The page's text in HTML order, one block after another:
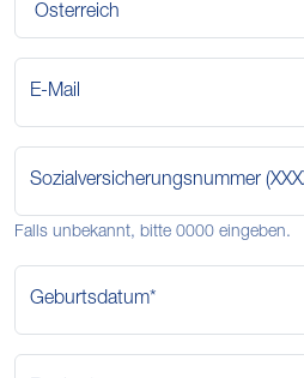
E-Mail
Sozialversicherungsnummer
Falls unbekannt, bitte 0000 eingeben.
Geburtsdatum*